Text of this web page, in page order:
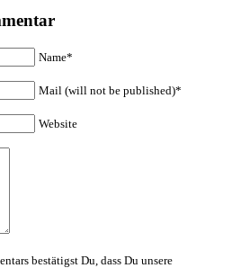
Name*
Mail (will not be published)*
Website
bestätigst Du, dass Du unsere